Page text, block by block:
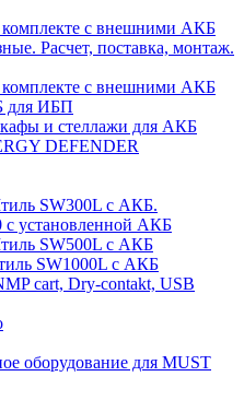
с внешними АКБ
Расчет, поставка, монтаж.
с внешними АКБ
для ИБП
и стеллажи для АКБ
DEFENDER
SW300L с АКБ.
установленной АКБ
SW500L с АКБ
SW1000L с АКБ
cart, Dry-contakt, USB
оборудование для MUST